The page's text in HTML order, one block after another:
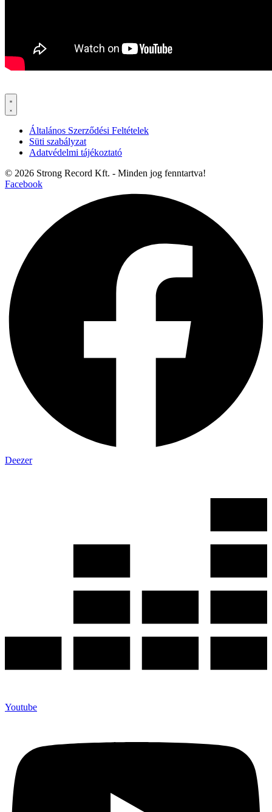
Általános Szerződési Feltételek
Süti szabályzat
Adatvédelmi tájékoztató
© 2026 Strong Record Kft. - Minden jog fenntartva!
Facebook
Deezer
Youtube